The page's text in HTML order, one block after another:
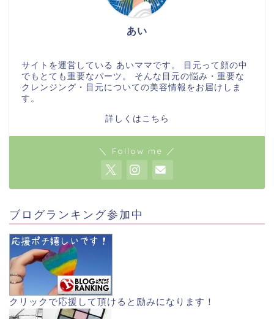
あい
サイトを運営している あいママです。 目元って顔の中
でもとても重要なパーツ。 そんな目元の悩み・重要な
クレンジング・目元についての美容情報をお届けしま
す。
詳しくはこちら
＼ Follow me ／
ブログランキング参加中
クリックで応援して頂けると励みになります！